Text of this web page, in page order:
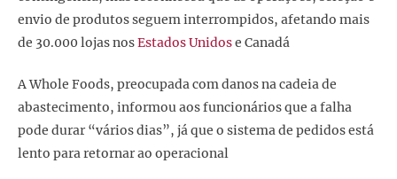
envio de produtos seguem interrompidos, afetando mais
de 30.000 lojas nosEstados Unidose Canadá
A Whole Foods, preocupada com danos na cadeia de
abastecimento, informou aos funcionários que a falha
pode durar “vários dias”, já que o sistema de pedidos está
lento para retornar ao operacional